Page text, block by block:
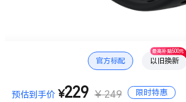
官方标配 以旧换新
最高补贴500元
预估到手价 ¥229 ¥ 249 限时特惠